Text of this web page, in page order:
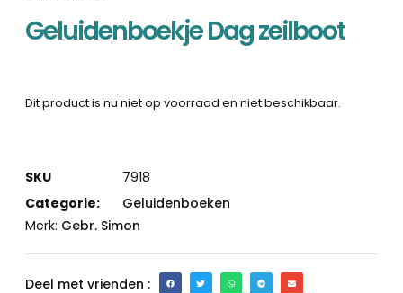
Geluidenboekje Dag zeilboot
Dit product is nu niet op voorraad en niet beschikbaar.
SKU
7918
Categorie:
Geluidenboeken
Merk: Gebr. Simon
Deel met vrienden :